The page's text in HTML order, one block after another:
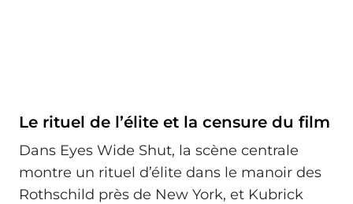
Le rituel de l’élite et la censure du film
Dans Eyes Wide Shut, la scène centrale
montre un rituel d’élite dans le manoir des
Rothschild près de New York, et Kubrick